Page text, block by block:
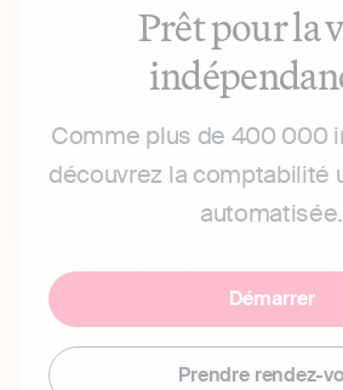
Prêt pour la
Comme plus de 400 000
découvrez la comptabilité
automatisée.
Démarrer
Prendre rendez-